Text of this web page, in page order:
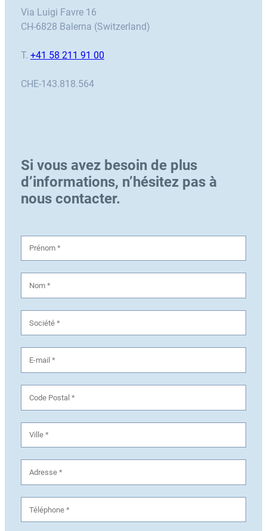
Via Luigi Favre 16
CH-6828 Balerna (Switzerland)
T. +41 58 211 91 00
CHE-143.818.564
Si vous avez besoin de plus
d’informations, n’hésitez pas à
nous contacter.